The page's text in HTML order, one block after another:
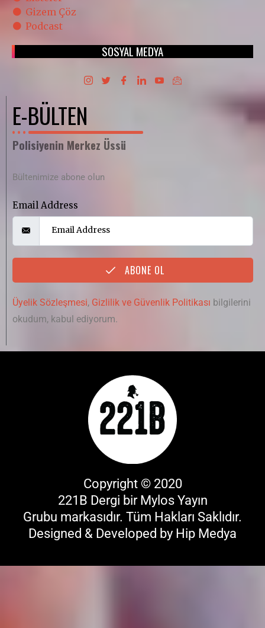
Gizem Çöz
Podcast
SOSYAL MEDYA
E-BÜLTEN
Polisiyenin Merkez Üssü
Bültenimize abone olun
Email Address
ABONE OL
Üyelik Sözleşmesi, Gizlilik ve Güvenlik Politikası bilgilerini
okudum, kabul ediyorum.
Copyright © 2020
221B Dergi bir Mylos Yayın
Grubu markasıdır. Tüm Hakları Saklıdır.
Designed & Developed by Hip Medya